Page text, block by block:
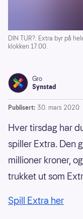
DIN TUR?: Extra byr på
klokken 17.00.
Gro
Synstad
Publisert: 30. mars 2020
Hver tirsdag har
spiller Extra. Den
millioner kroner,
trukket ut som
Spill Extra her